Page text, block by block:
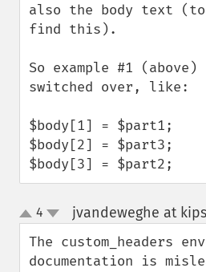
also the body text
find this).
So example #1 (above)
switched over, like:
$body[1] = $part1;
$body[2] = $part3;
$body[3] = $part2;
up
down
4 jvandeweghe at
The custom_headers
documentation is